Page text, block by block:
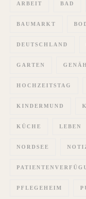
ARBEIT BAD
BAUMARKT
DEUTSCHLAND
GARTEN
HOCHZEITSTAG
KINDERMUND
KÜCHE LEBEN
NORDSEE
PFLEGEHEIM